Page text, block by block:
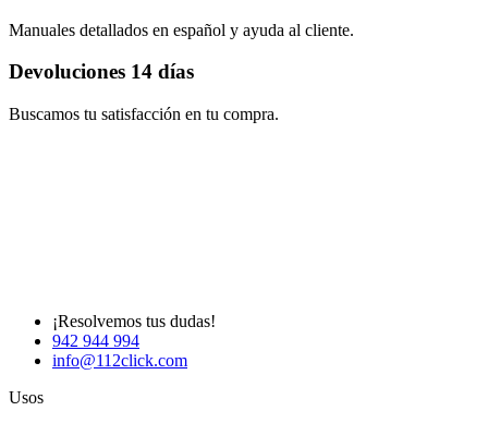
Manuales detallados en español y ayuda al cliente.
Devoluciones 14 días
Buscamos tu satisfacción en tu compra.
¡Resolvemos tus dudas!
942 944 994
info@112click.com
Usos